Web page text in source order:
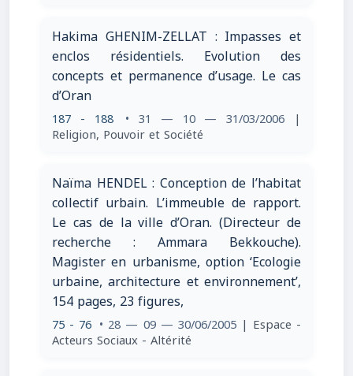
Hakima GHENIM-ZELLAT : Impasses et
enclos résidentiels. Evolution des
concepts et permanence d’usage. Le cas
d’Oran
187 - 188 • 31 — 10 — 31/03/2006 |
Religion, Pouvoir et Société
Naïma HENDEL : Conception de l’habitat
collectif urbain. L’immeuble de rapport.
Le cas de la ville d’Oran. (Directeur de
recherche : Ammara Bekkouche).
Magister en urbanisme, option ‘Ecologie
urbaine, architecture et environnement’,
154 pages, 23 figures,
75 - 76 • 28 — 09 — 30/06/2005 | Espace -
Acteurs Sociaux - Altérité